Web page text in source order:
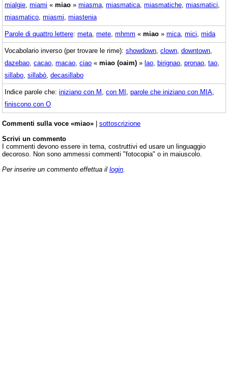
mialgie miami « miao » miasma miasmatica miasmatiche miasmatici
miasmatico miasmi miastenia
Parole di quattro lettere: meta mete mhmm « miao » mica mici mida
Vocabolario inverso (per trovare le rime): showdown clown downtown
dazebao cacao macao ciao « miao (oaim) » lao birignao pronao tao
sillabo sillabò decasillabo
Indice parole che: iniziano con M con MI parole che iniziano con MIA
finiscono con O
Commenti sulla voce «miao» | sottoscrizione
Scrivi un commento
I commenti devono essere in tema, costruttivi ed usare un linguaggio
decoroso. Non sono ammessi commenti "fotocopia" o in maiuscolo.
Per inserire un commento effettua il login